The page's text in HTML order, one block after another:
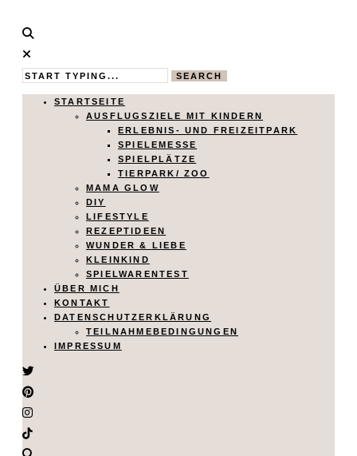
Calistas
Traum
MAMABLOG
SEARCH
STARTSEITE
AUSFLUGSZIELE MIT KINDERN
ERLEBNIS- UND FREIZEITPARK
SPIELEMESSE
SPIELPLÄTZE
TIERPARK/ ZOO
MAMA GLOW
DIY
LIFESTYLE
REZEPTIDEEN
WUNDER & LIEBE
KLEINKIND
SPIELWARENTEST
ÜBER MICH
KONTAKT
DATENSCHUTZERKLÄRUNG
TEILNAHMEBEDINGUNGEN
IMPRESSUM